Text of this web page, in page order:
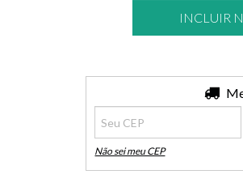
Não sei meu CEP